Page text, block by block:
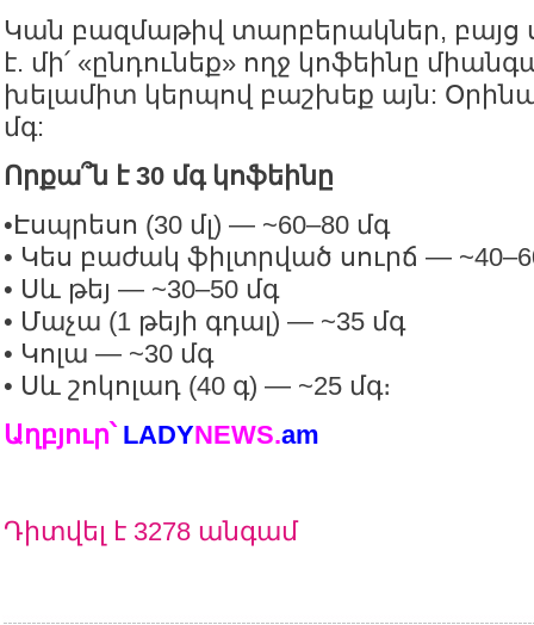
Կան բազմաթիվ տարբերակներ, բայց
է. մի՛ «ընդունեք» ողջ կոֆեինը
խելամիտ կերպով բաշխեք այն:
մգ:
Որքա՞ն է 30 մգ կոֆեինը
•Էսպրեսո (30 մլ) — ~60–80 մգ
• Կես բաժակ ֆիլտրված սուրճ —
• Սև թեյ — ~30–50 մգ
• Մաչա (1 թեյի գդալ) — ~35 մգ
• Կոլա — ~30 մգ
• Սև շոկոլադ (40 գ) — ~25 մգ։
Աղբյուր՝ LADYNEWS.am
Դիտվել է 3278 անգամ